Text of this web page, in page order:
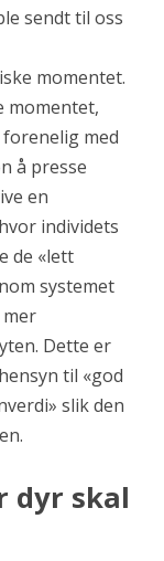
sendt til oss
momentet.
momentet,
med
å presse
en
individets
de «lett
systemet
Dette er
til «god
slik den
dyr skal